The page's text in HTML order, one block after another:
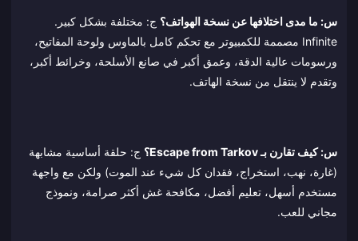
س: ما مدى اختلافها عن نسخة الهواتف؟ ج: مختلفة بشكل كبير.
Infinite مصممة للكمبيوتر مع تحكم كامل بالماوس ولوحة المفاتيح،
ورسومات عالية الدقة، وعمق أكبر في صانع الأسلحة، وخرائط أكبر،
وتقدم لا ينتقل من نسخة الهاتف.
س: كيف تقارن بـ Escape from Tarkov؟
ج: حلقة أساسية مشابهة
(غارة، نهب، استخراج، فقدان كل شيء عند الموت) ولكن مع واجهة
مستخدم أسهل، تعليم أفضل، مكافحة غش أكثر صرامة، ونموذج
مجاني للعب.